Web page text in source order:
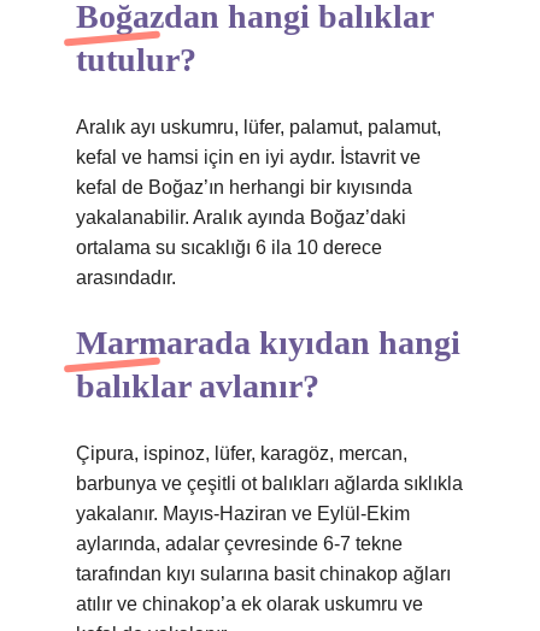
Boğazdan hangi balıklar
tutulur?
Aralık ayı uskumru, lüfer, palamut, palamut,
kefal ve hamsi için en iyi aydır. İstavrit ve
kefal de Boğaz’ın herhangi bir kıyısında
yakalanabilir. Aralık ayında Boğaz’daki
ortalama su sıcaklığı 6 ila 10 derece
arasındadır.
Marmarada kıyıdan hangi
balıklar avlanır?
Çipura, ispinoz, lüfer, karagöz, mercan,
barbunya ve çeşitli ot balıkları ağlarda sıklıkla
yakalanır. Mayıs-Haziran ve Eylül-Ekim
aylarında, adalar çevresinde 6-7 tekne
tarafından kıyı sularına basit chinakop ağları
atılır ve chinakop’a ek olarak uskumru ve